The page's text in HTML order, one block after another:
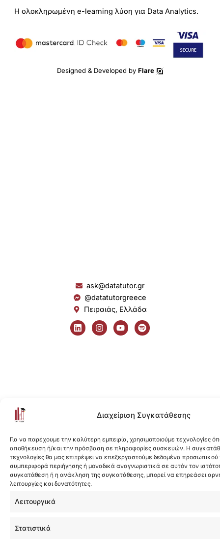
Διαχείριση Συγκατάθεσης
Για να παρέχουμε την καλύτερη εμπειρία, χρησιμοποιούμε τεχνολογίες
αποθήκευση ή/και την πρόσβαση σε πληροφορίες συσκευών. Η
τεχνολογίες θα μας επιτρέψει να επεξεργαστούμε δεδομένα
συμπεριφορά περιήγησης ή μοναδικά αναγνωριστικά σε αυτόν τον
συγκατάθεση ή η ανάκληση της συγκατάθεσης, μπορεί να επηρεάσει
λειτουργίες και δυνατότητες.
Λειτουργικά
Στατιστικά
Η ολοκληρωμένη e-learning λύση για Data Analytics.
Designed & Developed by Flare
ask@datatutor.gr
@datatutorgreece
Πειραιάς, Ελλάδα
L
i
n
I
n
s
Y
o
u
S
p
o